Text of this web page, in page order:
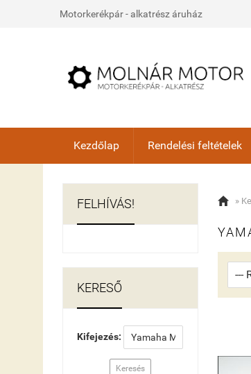
Motorkerékpár - alkatrész áruház
Kezdőlap Rendelési feltételek
FELHÍVÁS!
KERESŐ
Kifejezés:
Keresés
 »